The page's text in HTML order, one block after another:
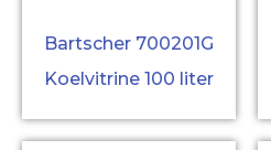
Bartscher 700201G
Koelvitrine 100 liter